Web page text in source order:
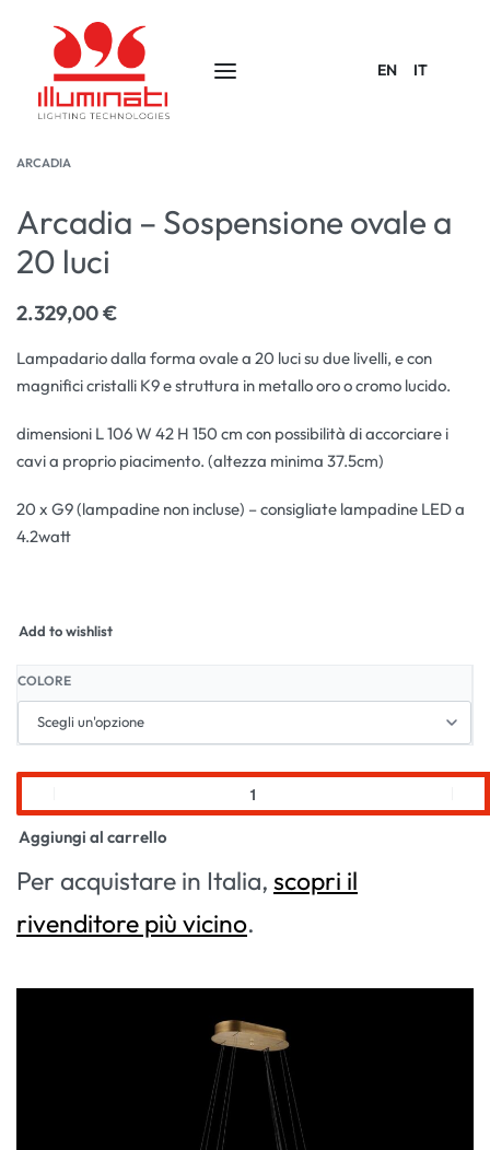
EN IT
ARCADIA
Arcadia – Sospensione ovale a
20 luci
2.329,00€
Lampadario dalla forma ovale a 20 luci su due livelli, e con
magnifici cristalli K9 e struttura in metallo oro o cromo lucido.
dimensioni L 106 W 42 H 150 cm con possibilità di accorciare i
cavi a proprio piacimento. (altezza minima 37.5cm)
20 x G9 (lampadine non incluse) – consigliate lampadine LED a
4.2watt
Add to wishlist
COLORE
Aggiungi al carrello
Per acquistare in Italia, scopri il
rivenditore più vicino.